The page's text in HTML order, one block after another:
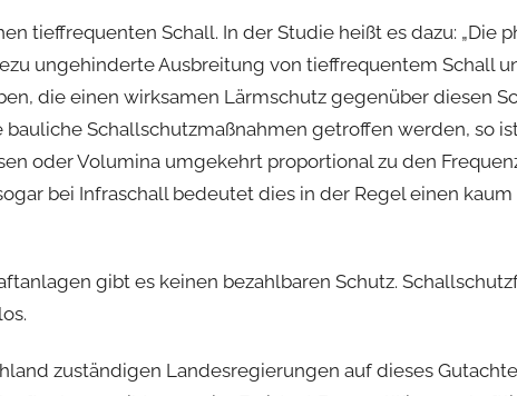
tieffrequenten Schall. In der Studie heißt es dazu: „Die
ungehinderte Ausbreitung von tieffrequentem Schall
die einen wirksamen Lärmschutz gegenüber diesen
Schallschutzmaßnahmen getroffen werden, so
oder Volumina umgekehrt proportional zu den
bei Infraschall bedeutet dies in der Regel einen kaum
gibt es keinen bezahlbaren Schutz.
zuständigen Landesregierungen auf dieses